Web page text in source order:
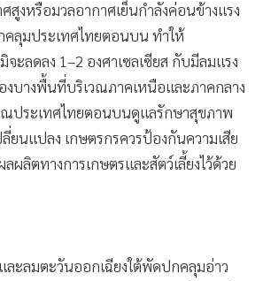
being
SD
สูงหรือมวลอากาศเย็นกำลังค่อนข้างแรง
ลุมประเทศไทยตอนบน ทำให้
ะลดลง 1–2 องศาเซลเซียส กับมีลมแรง
บางพื้นที่บริเวณภาคเหนือและภาคกลาง
ประเทศไทยตอนบนดูแลรักษาสุขภาพ
ยนแปลง เกษตรกรควรป้องกันความเสีย
ลิตทางการเกษตรและสัตว์เลี้ยงไว้ด้วย
ะลมตะวันออกเฉียงใต้พัดปกคลุมอ่าว